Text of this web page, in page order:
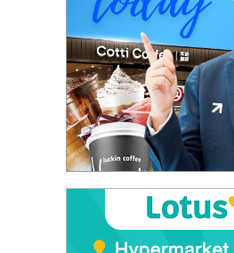
ปรึกษา
การ
ลงทุน
และ
ขยาย